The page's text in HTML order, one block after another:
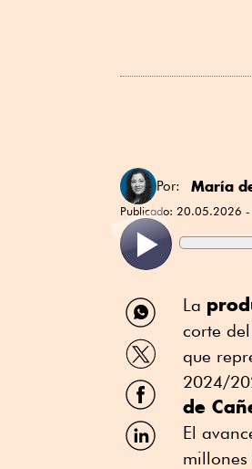
Por: María
Publicado: 20.05.2026
Compartir
por
WhatsApp
Compartir
por
Twitter
Compartir
por
Facebook
Compartir
por
La
corte
que
2024/
de
El